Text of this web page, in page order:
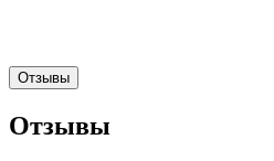
Отзывы
Отзывы